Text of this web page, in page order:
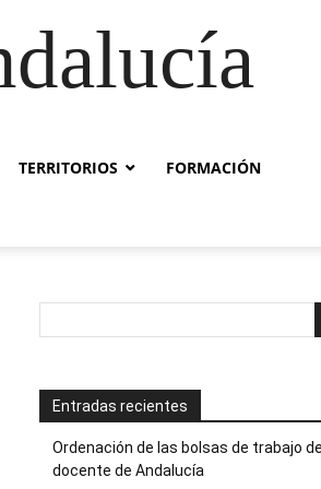
TERRITORIOS FORMACIÓN
Entradas recientes
Ordenación de las bolsas de trabajo
docente de Andalucía